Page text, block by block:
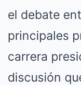
el debate
principales
carrera
discusión